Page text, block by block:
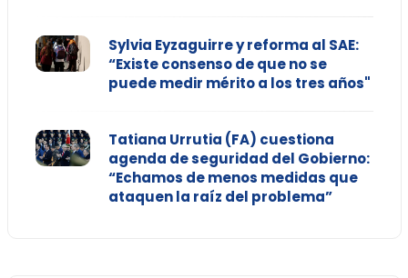
Sylvia Eyzaguirre y reforma al SAE:
“Existe consenso de que no se
puede medir mérito a los tres años"
Tatiana Urrutia (FA) cuestiona
agenda de seguridad del Gobierno:
“Echamos de menos medidas que
ataquen la raíz del problema”